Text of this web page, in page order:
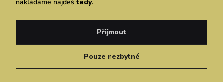
Simplia.cz
Zásady ochrany osobních údajů
Čeština
nakládáme najdeš tady.
Pouze nezbytné
Přijmout